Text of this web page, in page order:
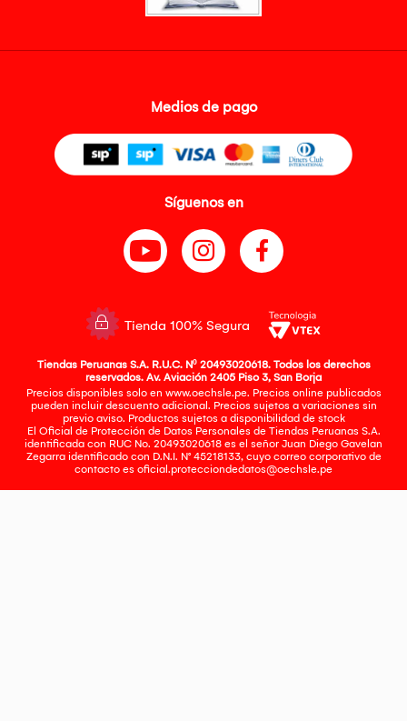
Medios de pago
Síguenos en
Tienda 100% Segura
Tiendas Peruanas S.A. R.U.C. Nº 20493020618. Todos los derechos
reservados. Av. Aviación 2405 Piso 3, San Borja
Precios disponibles solo en www.oechsle.pe. Precios online publicados
pueden incluir descuento adicional. Precios sujetos a variaciones sin
previo aviso. Productos sujetos a disponibilidad de stock
El Oficial de Protección de Datos Personales de Tiendas Peruanas S.A.
identificada con RUC No. 20493020618 es el señor Juan Diego Gavelan
Zegarra identificado con D.N.I. N° 45218133, cuyo correo corporativo de
contacto es oficial.protecciondedatos@oechsle.pe